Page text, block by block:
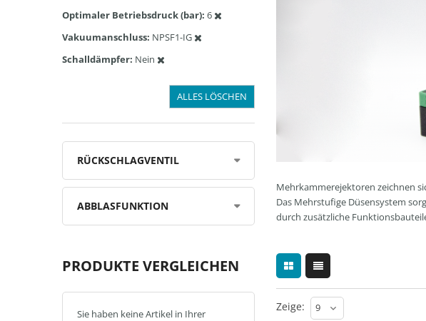
Optimaler Betriebsdruck (bar) 6
Vakuumanschluss NPSF1-IG
Schalldämpfer Nein
ALLES LÖSCHEN
RÜCKSCHLAGVENTIL
ABBLASFUNKTION
PRODUKTE VERGLEICHEN
Sie haben keine Artikel in Ihrer
Mehrkammerejektoren zeichnen
Das Mehrstufige Düsensystem
durch zusätzliche
Zeige: